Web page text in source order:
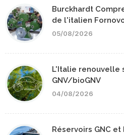
Burckhardt
de l'italien
05/08/2026
L'Italie renouvelle
GNV/bioGNV
04/08/2026
Réservoirs GNC et